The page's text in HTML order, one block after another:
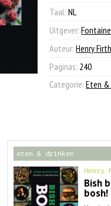
Taal:NL
Uitgever:Fontaine
Auteur:Henry Firth
Paginas: 240
Categorie:Eten &
eten & drinken
Henry
Bish
bosh!